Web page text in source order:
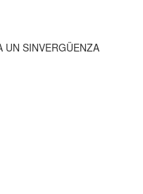
UN SINVERGÜENZA